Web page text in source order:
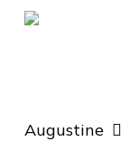
Skip
Augustine